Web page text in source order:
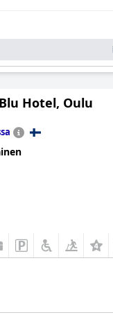
Hotel, Oulu